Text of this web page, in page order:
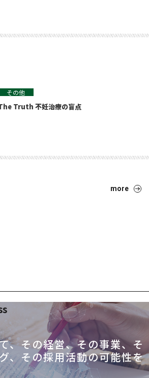
その他
Truth 不妊治療の盲点
more
、その経営、その事業、そ
、その採用活動の可能性を